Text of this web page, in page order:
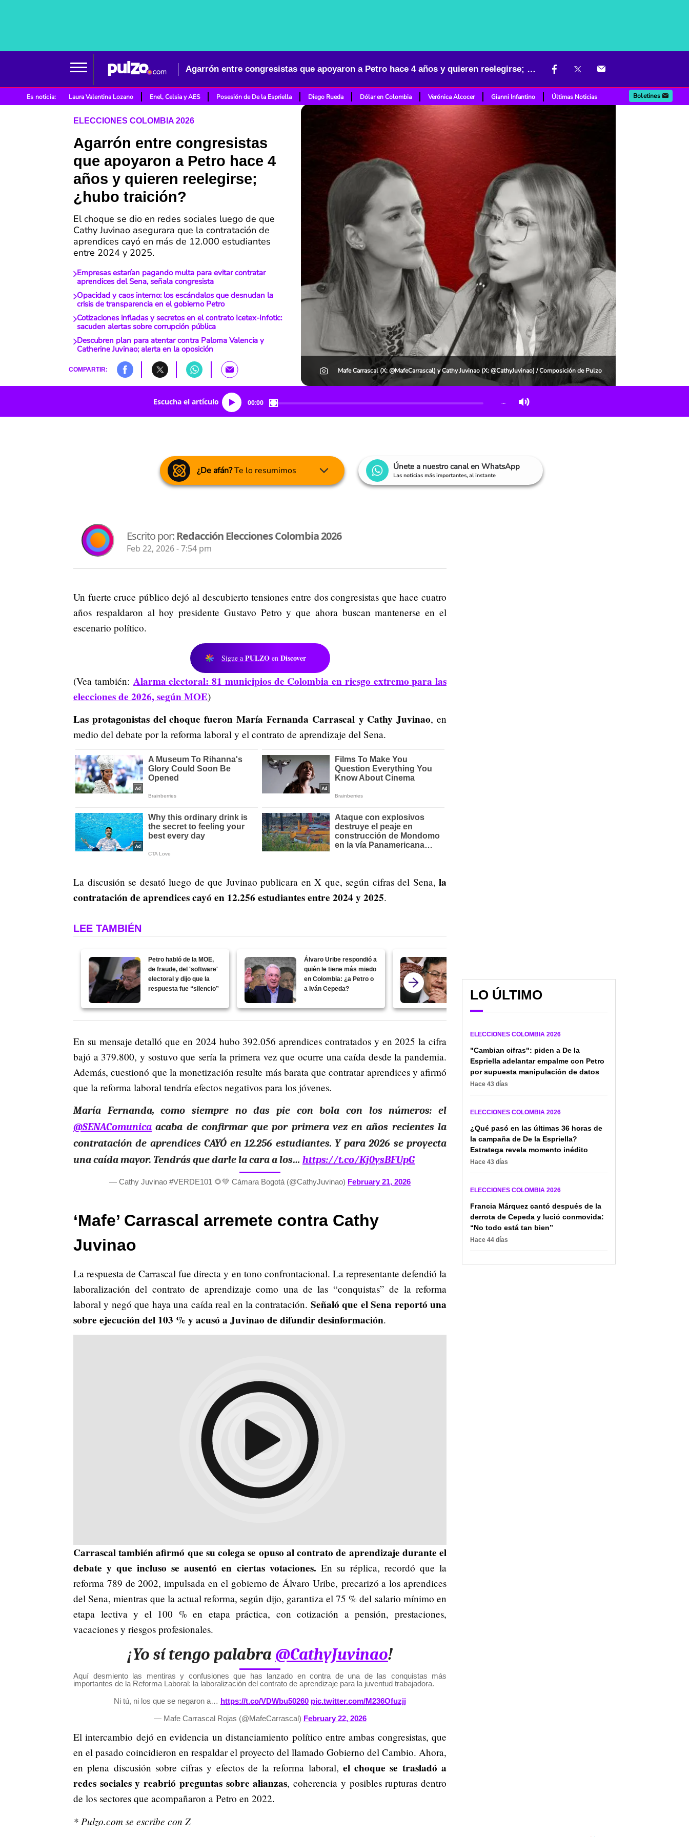
Agarrón entre congresistas que apoyaron a Petro hace 4 años y quieren reelegirse; ¿hubo traición?
Es noticia: Laura Valentina Lozano Enel, Celsia y AES Posesión de De la Espriella Diego Rueda Dólar en Colombia Verónica Alcocer Gianni Infantino Últimas Noticias Boletines
ELECCIONES COLOMBIA 2026
Agarrón entre congresistas
que apoyaron a Petro hace 4
años y quieren reelegirse;
¿hubo traición?
El choque se dio en redes sociales luego de que
Cathy Juvinao asegurara que la contratación de
aprendices cayó en más de 12.000 estudiantes
entre 2024 y 2025.
Empresas estarían pagando multa para evitar contratar
aprendices del Sena, señala congresista
Opacidad y caos interno: los escándalos que desnudan la
crisis de transparencia en el gobierno Petro
Cotizaciones infladas y secretos en el contrato Icetex-Infotic:
sacuden alertas sobre corrupción pública
Descubren plan para atentar contra Paloma Valencia y
Catherine Juvinao; alerta en la oposición
COMPARTIR: Mafe Carrascal (X: @MafeCarrascal) y Cathy Juvinao (X: @CathyJuvinao) / Composición de Pulzo
Escucha el artículo 00:00 …
¿De afán?Te lo resumimos Únete a nuestro canal en WhatsApp
Las noticias más importantes, al instante
Escrito por:Redacción Elecciones Colombia 2026
Feb 22, 2026 - 7:54 pm
Un fuerte cruce público dejó al descubierto tensiones entre dos congresistas que hace cuatro
años respaldaron al hoy presidente Gustavo Petro y que ahora buscan mantenerse en el
escenario político.
Sigue a PULZO en Discover
(Vea también: Alarma electoral: 81 municipios de Colombia en riesgo extremo para las
elecciones de 2026, según MOE)
Las protagonistas del choque fueronMaría Fernanda Carrascal y Cathy Juvinao, en
medio del debate por la reforma laboral y el contrato de aprendizaje del Sena.
La discusión se desató luego de que Juvinao publicara en X que, según cifras del Sena, la
contratación de aprendices cayó en 12.256 estudiantes entre 2024 y 2025.
LEE TAMBIÉN
Petro habló de la MOE,
de fraude, del 'software'
electoral y dijo que la
respuesta fue “silencio”
Álvaro Uribe respondió a
quién le tiene más miedo
en Colombia: ¿a Petro o
a Iván Cepeda?
elecciones y presiona a
Thomas Greg por
entrega de datos
elecciones del 8 de
En su mensaje detalló que en 2024 hubo 392.056 aprendices contratados y en 2025 la cifra
bajó a 379.800, y sostuvo que sería la primera vez que ocurre una caída desde la pandemia.
Además, cuestionó que la monetización resulte más barata que contratar aprendices y afirmó
que la reforma laboral tendría efectos negativos para los jóvenes.
María Fernanda, como siempre no das pie con bola con los números: el
@SENAComunica acaba de confirmar que por primera vez en años recientes la
contratación de aprendices CAYÓ en 12.256 estudiantes. Y para 2026 se proyecta
una caída mayor. Tendrás que darle la cara a los… https://t.co/Kj0ysBFUpG
— Cathy Juvinao #VERDE101 🌻💚 Cámara Bogotá (@CathyJuvinao) February 21, 2026
‘Mafe’ Carrascal arremete contra Cathy
Juvinao
La respuesta de Carrascal fue directa y en tono confrontacional. La representante defendió la
laboralización del contrato de aprendizaje como una de las “conquistas” de la reforma
laboral y negó que haya una caída real en la contratación. Señaló que el Sena reportó una
sobre ejecución del 103 % y acusó a Juvinao de difundir desinformación.
Carrascal también afirmó que su colega se opuso al contrato de aprendizaje durante el
debate y que incluso se ausentó en ciertas votaciones. En su réplica, recordó que la
reforma 789 de 2002, impulsada en el gobierno deÁlvaro Uribe, precarizó a los aprendices
del Sena, mientras que la actual reforma, según dijo, garantiza el 75 % del salario mínimo en
etapa lectiva y el 100 % en etapa práctica, con cotización a pensión, prestaciones,
vacaciones y riesgos profesionales.
¡Yo sí tengo palabra @CathyJuvinao!
Aquí desmiento las mentiras y confusiones que has lanzado en contra de una de las conquistas más
importantes de la Reforma Laboral: la laboralización del contrato de aprendizaje para la juventud trabajadora.
Ni tú, ni los que se negaron a… https://t.co/VDWbu50260 pic.twitter.com/M236Ofuzjj
— Mafe Carrascal Rojas (@MafeCarrascal) February 22, 2026
El intercambio dejó en evidencia un distanciamiento político entre ambas congresistas, que
en el pasado coincidieron en respaldar el proyecto del llamado Gobierno del Cambio. Ahora,
en plena discusión sobre cifras y efectos de la reforma laboral, el choque se trasladó a
redes sociales y reabrió preguntas sobre alianzas, coherencia y posibles rupturas dentro
de los sectores que acompañaron a Petro en 2022.
* Pulzo.com se escribe con Z
LO ÚLTIMO
ELECCIONES COLOMBIA 2026
"Cambian cifras": piden a De la
Espriella adelantar empalme con Petro
por supuesta manipulación de datos
Hace 43 días
ELECCIONES COLOMBIA 2026
¿Qué pasó en las últimas 36 horas de
la campaña de De la Espriella?
Estratega revela momento inédito
Hace 43 días
ELECCIONES COLOMBIA 2026
Francia Márquez cantó después de la
derrota de Cepeda y lució conmovida:
“No todo está tan bien”
Hace 44 días